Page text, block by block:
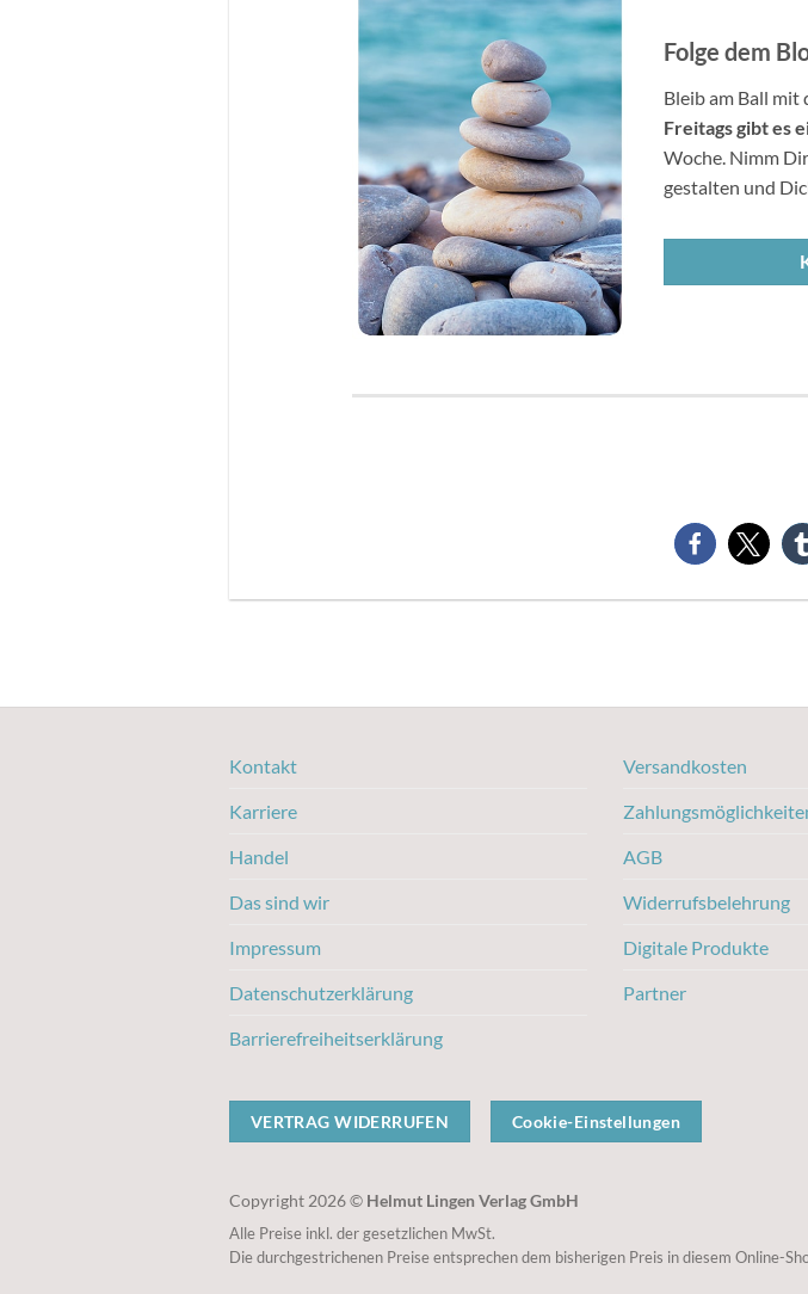
Folge dem
Bleib am Ball
Freitags gibt es
Woche. Nimm
gestalten und
Kontakt
Karriere
Handel
Das sind wir
Impressum
Datenschutzerklärung
Barrierefreiheitserklärung
Versandkosten
AGB
Widerrufsbelehrung
Digitale Produkte
Partner
VERTRAG WIDERRUFEN Cookie-Einstellungen
Copyright 2026 © Helmut Lingen Verlag GmbH
Alle Preise inkl. der gesetzlichen MwSt.
Die durchgestrichenen Preise entsprechen dem bisherigen Preis in diesem Online-